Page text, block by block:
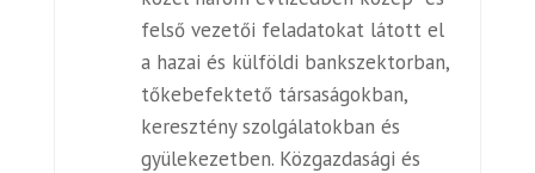
felső vezetői feladatokat látott el
a hazai és külföldi bankszektorban,
tőkebefektető társaságokban,
keresztény szolgálatokban és
gyülekezetben. Közgazdasági és